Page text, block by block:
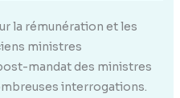
la rémunération et les
ministres
mandat des ministres
interrogations.